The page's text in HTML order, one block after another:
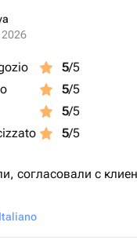
2026
5/5
5/5
5/5
5/5
согласовали с